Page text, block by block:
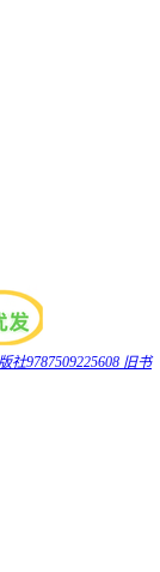
社9787509225608 旧书